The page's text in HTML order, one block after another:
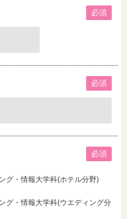
必須
必須
必須
グ・情報大学科(ホテル分野)
グ・情報大学科(ウエディング分